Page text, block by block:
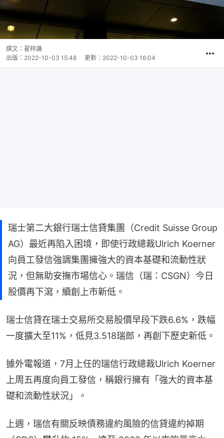
撰文： 翟梓謙
出版： 2022-10-03 15:48 更新： 2022-10-03 16:04
瑞士第二大銀行瑞士信貸集團（Credit Suisse Group
AG）最近再陷入困境，即使行政總裁Ulrich Koerner
向員工發信強調集團擁強大的資本基礎和流動性狀
況，但無助安撫市場信心。瑞信（瑞：CSGN）今日
股價再下瀉，續創上市新低。
瑞士信貸在瑞士交易所交易股價早段下跌6.6%，跌幅
一度擴大至11%，低見3.518瑞郎，再創下歷史新低。
據外電報道，7月上任的瑞信行政總裁Ulrich Koerner
上周五再度向員工發信，稱銀行擁有「強大的資本基
礎和流動性狀況」。
上週，瑞信有關反映債務違約風險的信貸違約掉期